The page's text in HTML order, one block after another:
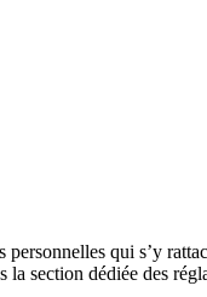
qui s’y
section dédiée des